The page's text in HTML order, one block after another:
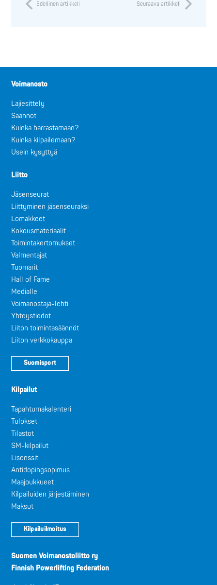
Edellinen artikkeli Seuraava artikkeli
Voimanosto
Lajiesittely
Säännöt
Kuinka harrastamaan?
Kuinka kilpailemaan?
Usein kysyttyä
Liitto
Jäsenseurat
Liittyminen jäsenseuraksi
Lomakkeet
Kokousmateriaalit
Toimintakertomukset
Valmentajat
Tuomarit
Hall of Fame
Medialle
Voimanostaja-lehti
Yhteystiedot
Liiton toimintasäännöt
Liiton verkkokauppa
Suomisport
Kilpailut
Tapahtumakalenteri
Tulokset
Tilastot
SM-kilpailut
Lisenssit
Antidopingsopimus
Maajoukkueet
Kilpailuiden järjestäminen
Maksut
Kilpailuilmoitus
Suomen Voimanostoliitto ry
Finnish Powerlifting Federation